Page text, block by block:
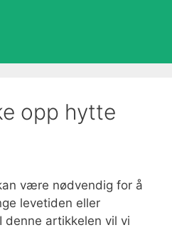
opp hytte
være nødvendig for å
levetiden eller
artikkelen vil vi